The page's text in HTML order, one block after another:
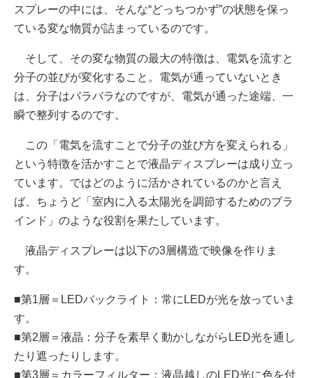
スプレーの中には、そんな“どっちつかず”の状態を保っ
ている変な物質が詰まっているのです。
そして、その変な物質の最大の特徴は、電気を流すと
分子の並びが変化すること。電気が通っていないとき
は、分子はバラバラなのですが、電気が通った途端、一
瞬で整列するのです。
この「電気を流すことで分子の並び方を変えられる」
という特徴を活かすことで液晶ディスプレーは成り立っ
ています。ではどのように活かされているのかと言え
ば、ちょうど「室内に入る太陽光を調節するためのブラ
インド」のような役割を果たしています。
液晶ディスプレーは以下の3層構造で映像を作りま
す。
■第1層＝LEDバックライト：常にLEDが光を放っていま
す。
■第2層＝液晶：分子を素早く動かしながらLED光を通し
たり遮ったりします。
■第3層＝カラーフィルター：液晶越しのLED光に色を付